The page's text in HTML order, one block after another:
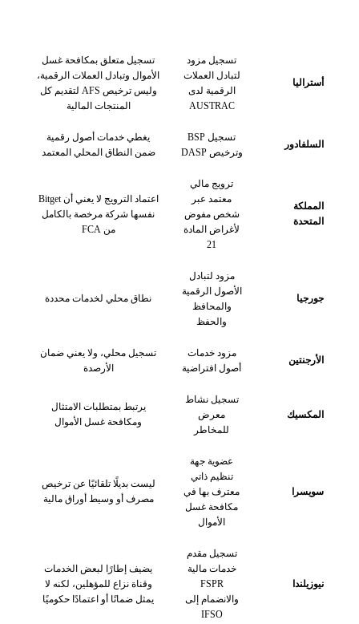
أستراليا
تسجيل مزود
لتبادل العملات
الرقمية لدى
AUSTRAC
تسجيل متعلق بمكافحة غسل
الأموال وتبادل العملات الرقمية،
وليس ترخيص AFS لتقديم كل
المنتجات المالية
السلفادور
تسجيل BSP
وترخيص DASP
يغطي خدمات أصول رقمية
ضمن النطاق المحلي المعتمد
المملكة
المتحدة
ترويج مالي
معتمد عبر
شخص مفوض
لأغراض المادة
21
اعتماد الترويج لا يعني أن Bitget
نفسها شركة مرخصة بالكامل
من FCA
جورجيا
مزود لتبادل
الأصول الرقمية
والمحافظ
والحفظ
نطاق محلي لخدمات محددة
الأرجنتين
مزود خدمات
أصول افتراضية
تسجيل محلي، ولا يعني ضمان
الأرصدة
المكسيك
تسجيل نشاط
معرض
للمخاطر
يرتبط بمتطلبات الامتثال
ومكافحة غسل الأموال
سويسرا
عضوية جهة
تنظيم ذاتي
معترف بها في
مكافحة غسل
الأموال
ليست بديلًا تلقائيًا عن ترخيص
مصرف أو وسيط أوراق مالية
نيوزيلندا
تسجيل مقدم
خدمات مالية
FSPR
والانضمام إلى
IFSO
يضيف إطارًا لبعض الخدمات
وقناة نزاع للمؤهلين، لكنه لا
يمثل ضمانًا أو اعتمادًا حكوميًا